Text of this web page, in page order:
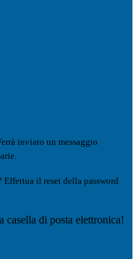
inviato un messaggio
Effettua il reset della password
casella di posta elettronica!